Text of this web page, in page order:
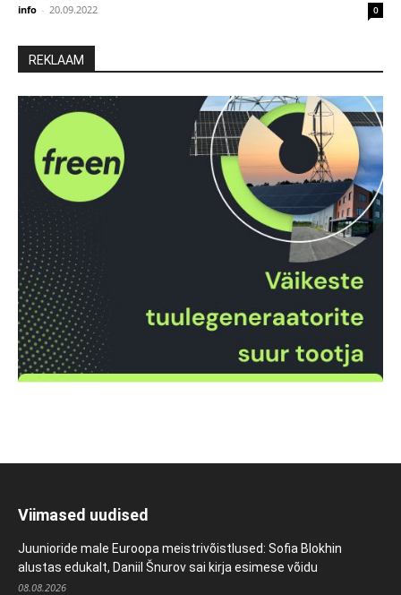
info - 20.09.2022 0
REKLAAM
Viimased uudised
Juunioride male Euroopa meistrivõistlused: Sofia Blokhin
alustas edukalt, Daniil Šnurov sai kirja esimese võidu
08.08.2026